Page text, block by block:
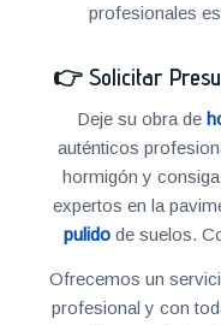
profesionales
👉 Solicitar
Deje su obra de
auténticos
hormigón y
expertos en la
pulido de suelos.
Ofrecemos un
profesional y con